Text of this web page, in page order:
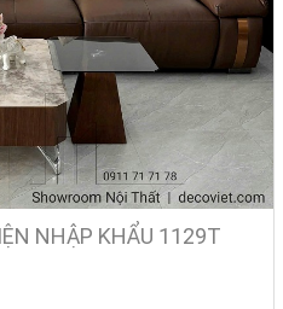
NHẬP KHẨU 1129T